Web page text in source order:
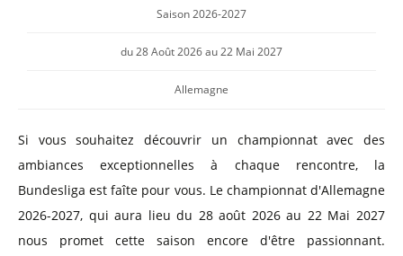
Saison 2026-2027
du 28 Août 2026 au 22 Mai 2027
Allemagne
Si vous souhaitez découvrir un championnat avec des
ambiances exceptionnelles à chaque rencontre, la
Bundesliga est faîte pour vous. Le championnat d'Allemagne
2026-2027, qui aura lieu du 28 août 2026 au 22 Mai 2027
nous promet cette saison encore d'être passionnant.